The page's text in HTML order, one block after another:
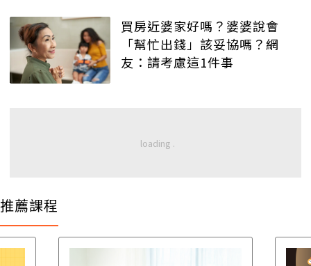
買房近婆家好嗎？婆婆說會
「幫忙出錢」該妥協嗎？網
友：請考慮這1件事
推薦課程